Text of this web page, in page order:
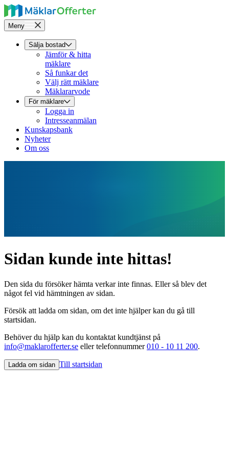
Meny
Sälja bostad
Jämför & hitta
mäklare
Så funkar det
Välj rätt mäklare
Mäklararvode
För mäklare
Logga in
Intresseanmälan
Kunskapsbank
Nyheter
Om oss
Sidan kunde inte hittas!
Den sida du försöker hämta verkar inte finnas. Eller så blev det
något fel vid hämtningen av sidan.
Försök att ladda om sidan, om det inte hjälper kan du gå till
startsidan.
Behöver du hjälp kan du kontaktat kundtjänst på
info@maklarofferter.se eller telefonnummer010 - 10 11 200.
Ladda om sidan Till startsidan